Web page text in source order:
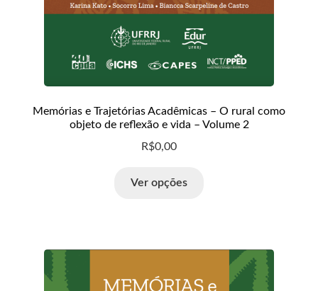
Memórias e Trajetórias Acadêmicas – O rural como
objeto de reflexão e vida – Volume 2
R$0,00
Ver opções